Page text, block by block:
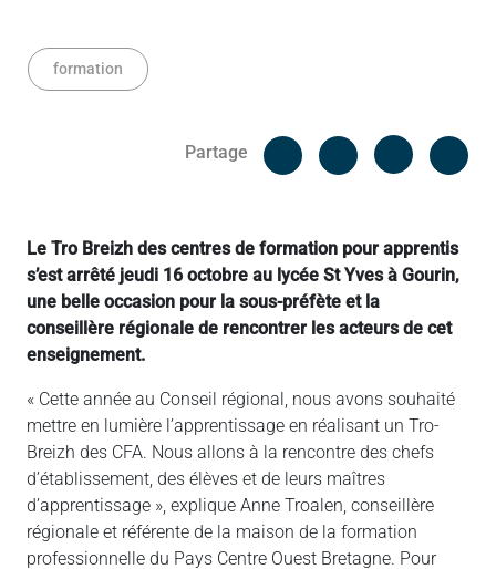
formation
Partage
Facebook
Le Tro Breizh des centres de formation pour apprentis
s’est arrêté jeudi 16 octobre au lycée St Yves à Gourin,
une belle occasion pour la sous-préfète et la
conseillère régionale de rencontrer les acteurs de cet
enseignement.
« Cette année au Conseil régional, nous avons souhaité
mettre en lumière l’apprentissage en réalisant un Tro-
Breizh des CFA. Nous allons à la rencontre des chefs
d’établissement, des élèves et de leurs maîtres
d’apprentissage », explique Anne Troalen, conseillère
régionale et référente de la maison de la formation
professionnelle du Pays Centre Ouest Bretagne. Pour